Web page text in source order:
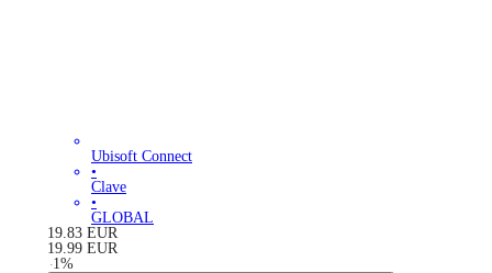
Ubisoft Connect
•
Clave
•
GLOBAL
19.83 EUR
19.99 EUR
-1 %